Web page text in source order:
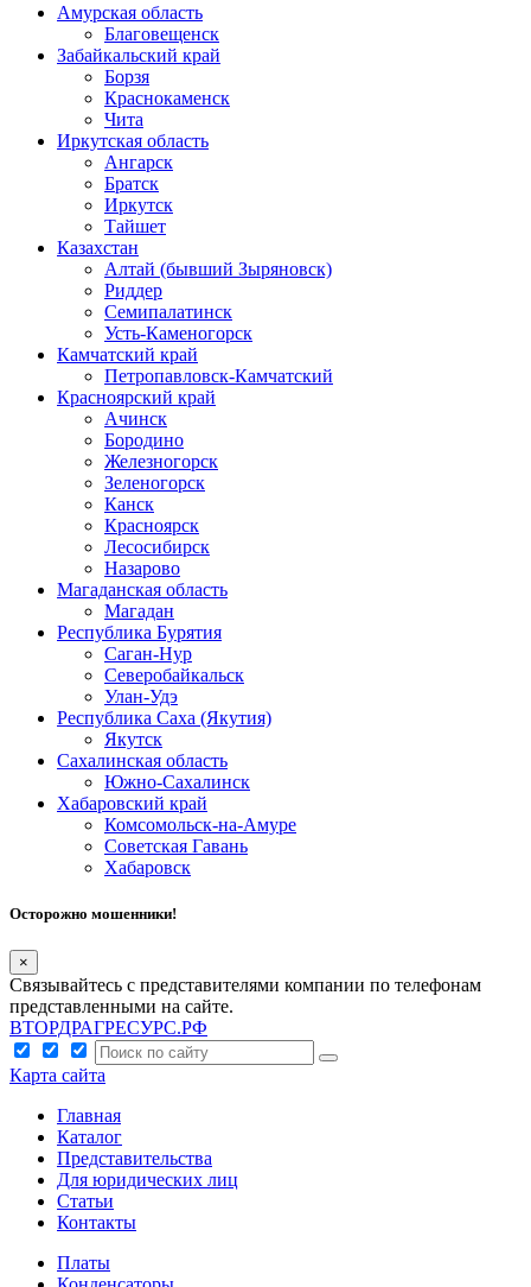
Амурская область
Благовещенск
Забайкальский край
Борзя
Краснокаменск
Чита
Иркутская область
Ангарск
Братск
Иркутск
Тайшет
Казахстан
Алтай (бывший Зыряновск)
Риддер
Семипалатинск
Усть-Каменогорск
Камчатский край
Петропавловск-Камчатский
Красноярский край
Ачинск
Бородино
Железногорск
Зеленогорск
Канск
Красноярск
Лесосибирск
Назарово
Магаданская область
Магадан
Республика Бурятия
Саган-Нур
Северобайкальск
Улан-Удэ
Республика Саха (Якутия)
Якутск
Сахалинская область
Южно-Сахалинск
Хабаровский край
Комсомольск-на-Амуре
Советская Гавань
Хабаровск
Осторожно мошенники!
×
Связывайтесь с представителями компании по телефонам
представленными на сайте.
ВТОРДРАГРЕСУРС.РФ
Карта сайта
Главная
Каталог
Представительства
Для юридических лиц
Статьи
Контакты
Платы